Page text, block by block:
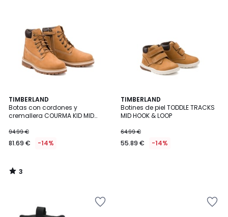
TIMBERLAND
Botas con cordones y
cremallera COURMA KID MID
94.99 €
81.69 € -14%
3
/
5
3
/
TIMBERLAND
Botines de piel TODDLE TRACKS
MID HOOK & LOOP
64.99 €
55.89 € -14%